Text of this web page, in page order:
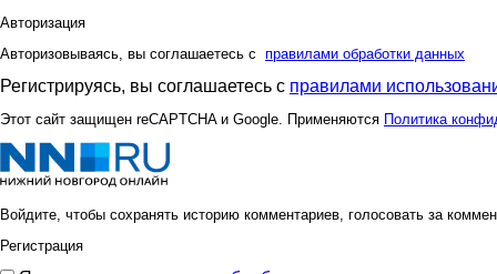
lexsa08
Авторизация
Авторизовываясь, вы соглашаетесь с правилами обработки данных
Регистрируясь, вы соглашаетесь с правилами
Этот сайт защищен reCAPTCHA и Google. Применяются Политика
Войдите, чтобы сохранять историю комментариев, голосовать за
Регистрация